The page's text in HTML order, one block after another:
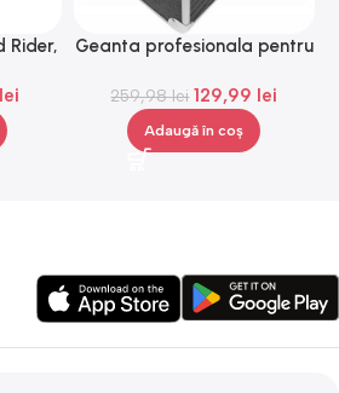
Rider,
lei
Geanta profesionala pentru
259,98lei 129,99 lei
Adaugă în coș